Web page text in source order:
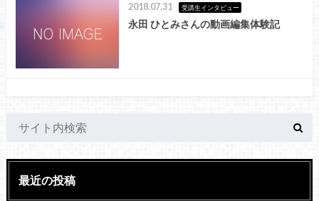
2018.07.31 受講生インタビュー
永田 ひとみさんの動画編集体験記
最近の投稿